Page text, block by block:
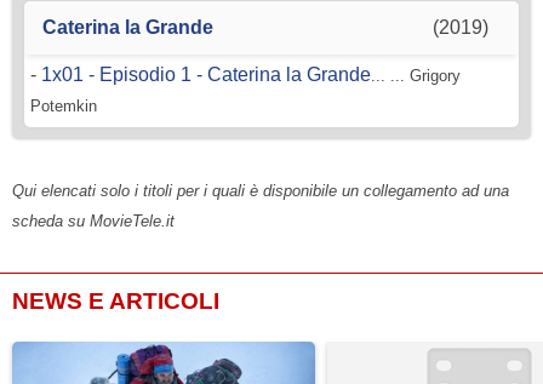
Caterina la Grande (2019)
- 1x01 - Episodio 1 - Caterina la Grande ... ... Grigory
Potemkin
Qui elencati solo i titoli per i quali è disponibile un collegamento ad una
scheda su MovieTele.it
NEWS E ARTICOLI